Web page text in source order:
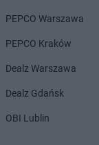
PEPCO Warszawa
PEPCO Kraków
Dealz Warszawa
Dealz Gdańsk
OBI Lublin